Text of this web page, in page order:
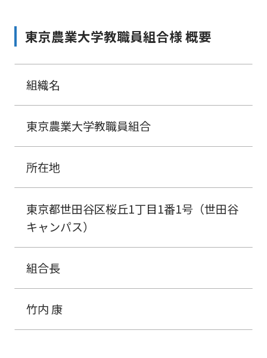
東京農業大学教職員組合様 概要
組織名
東京農業大学教職員組合
所在地
東京都世田谷区桜丘1丁目1番1号（世田谷
キャンパス）
組合長
竹内 康